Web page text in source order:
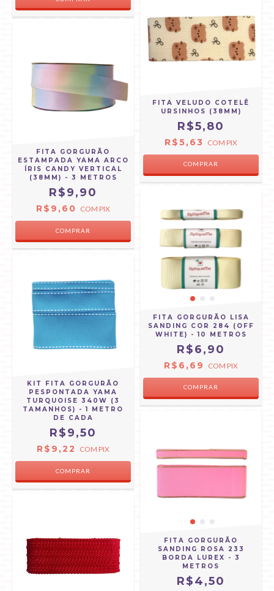
FITA GORGURÃO
ESTAMPADA YAMA ARCO
ÍRIS CANDY VERTICAL
(38MM) - 3 METROS
R$9,90
R$9,60 COM PIX
FITA VELUDO COTELÊ
URSINHOS (38MM)
R$5,80
R$5,63 COM PIX
COMPRAR
KIT FITA GORGURÃO
PESPONTADA YAMA
TURQUOISE 340W (3
TAMANHOS) - 1 METRO
DE CADA
R$9,50
R$9,22 COM PIX
FITA GORGURÃO LISA
SANDING COR 284 (OFF
WHITE) - 10 METROS
R$6,90
R$6,69 COM PIX
COMPRAR
FITA GORGURÃO
SANDING ROSA 233
BORDA LUREX - 3
METROS
R$4,50